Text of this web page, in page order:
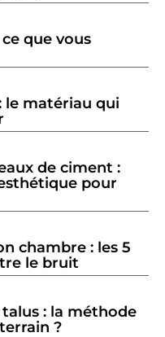
que vous
le matériau qui
de ciment :
pour
chambre : les 5
le bruit
: la méthode
?